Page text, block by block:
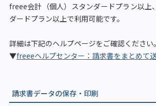
freee会計（個人）スタンダードプラン以上
ダードプラン以上で利用可能です。
詳細は下記のヘルプページをご確認ください。
▼freeeヘルプセンター：請求書をまとめて
請求書データの保存・印刷